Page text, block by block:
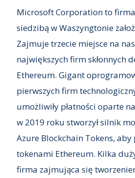
Microsoft Corporation to
siedzibą w Waszyngtonie
Zajmuje trzecie miejsce na
największych firm skłonnych
Ethereum. Gigant
pierwszych firm
umożliwiły płatności oparte
w 2019 roku stworzył silnik
Azure Blockchain Tokens,
tokenami Ethereum. Kilka
firma zajmująca się